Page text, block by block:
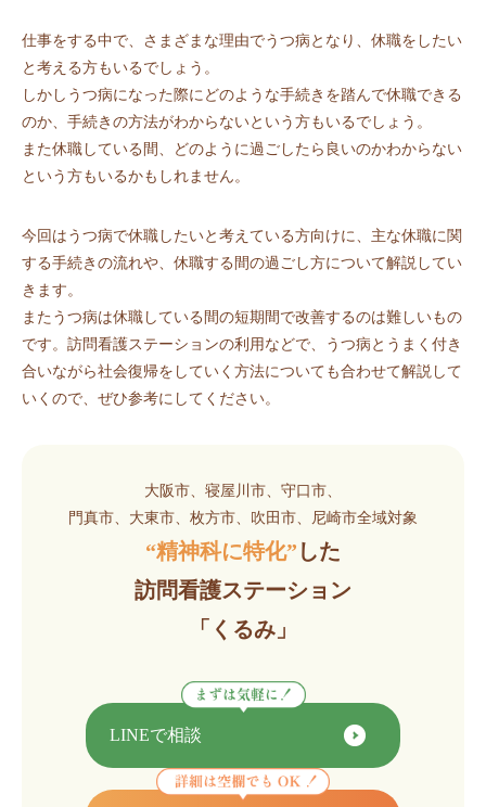
仕事をする中で、さまざまな理由でうつ病となり、休職をしたい
と考える方もいるでしょう。
しかしうつ病になった際にどのような手続きを踏んで休職できる
のか、手続きの方法がわからないという方もいるでしょう。
また休職している間、どのように過ごしたら良いのかわからない
という方もいるかもしれません。
今回はうつ病で休職したいと考えている方向けに、主な休職に関
する手続きの流れや、休職する間の過ごし方について解説してい
きます。
またうつ病は休職している間の短期間で改善するのは難しいもの
です。訪問看護ステーションの利用などで、うつ病とうまく付き
合いながら社会復帰をしていく方法についても合わせて解説して
いくので、ぜひ参考にしてください。
大阪市、寝屋川市、守口市、
門真市、大東市、枚方市、吹田市、尼崎市全域対象
“精神科に特化” した
訪問看護ステーション
「くるみ」
LINEで相談